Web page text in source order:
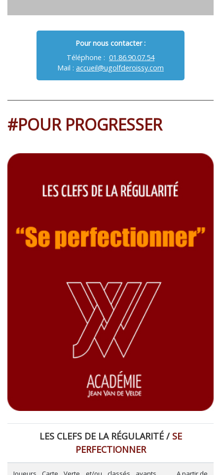
Pour nous contacter :
Téléphone : 01.86.90.07.54
Mail : accueil@ugolfderoissy.com
#POUR PROGRESSER
LES CLEFS DE LA RÉGULARITÉ / SE
PERFECTIONNER